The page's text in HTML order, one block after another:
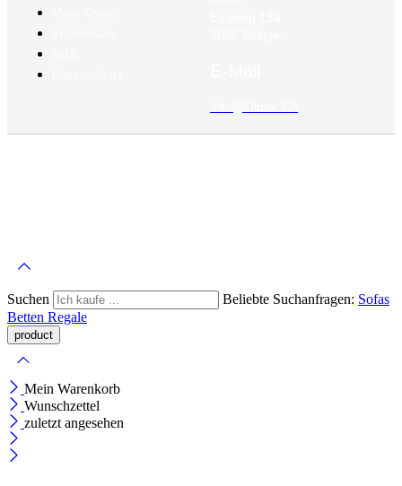
Suchen Beliebte Suchanfragen: Sofas
Betten Regale
Mein Warenkorb
Wunschzettel
zuletzt angesehen